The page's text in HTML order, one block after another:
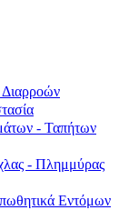
- Ταπήτων
- Πλημμύρας
Εντόμων